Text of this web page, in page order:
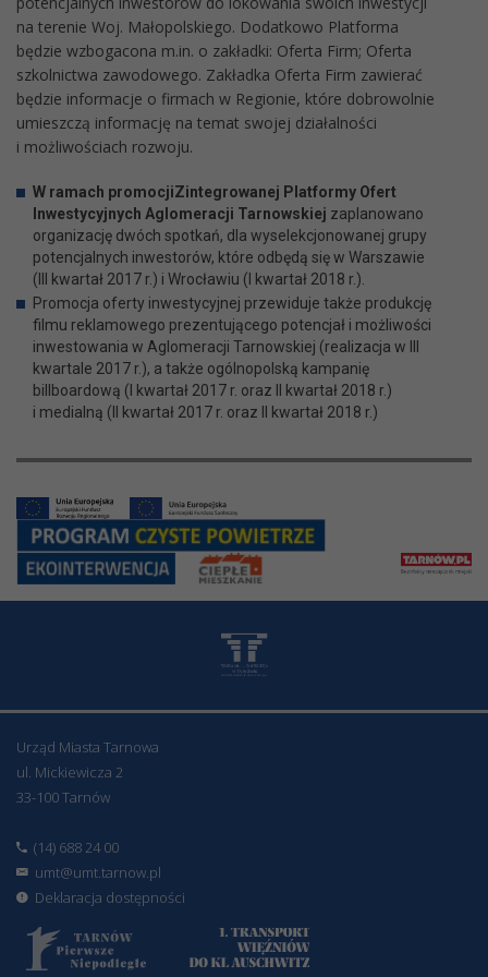
na terenie Woj. Małopolskiego. Dodatkowo Platforma
będzie wzbogacona m.in. o zakładki: Oferta Firm; Oferta
szkolnictwa zawodowego. Zakładka Oferta Firm zawierać
będzie informacje o firmach w Regionie, które dobrowolnie
umieszczą informację na temat swojej działalności
i możliwościach rozwoju.
W ramach promocjiZintegrowanej Platformy Ofert
Inwestycyjnych Aglomeracji Tarnowskiej zaplanowano
organizację dwóch spotkań, dla wyselekcjonowanej grupy
potencjalnych inwestorów, które odbędą się w Warszawie
(III kwartał 2017 r.) i Wrocławiu (I kwartał 2018 r.).
Promocja oferty inwestycyjnej przewiduje także produkcję
filmu reklamowego prezentującego potencjał i możliwości
inwestowania w Aglomeracji Tarnowskiej (realizacja w III
kwartale 2017 r.), a także ogólnopolską kampanię
billboardową (I kwartał 2017 r. oraz II kwartał 2018 r.)
i medialną (II kwartał 2017 r. oraz II kwartał 2018 r.)
Urząd Miasta Tarnowa
ul. Mickiewicza 2
33-100 Tarnów
(14) 688 24 00
umt@umt.tarnow.pl
Deklaracja dostępności